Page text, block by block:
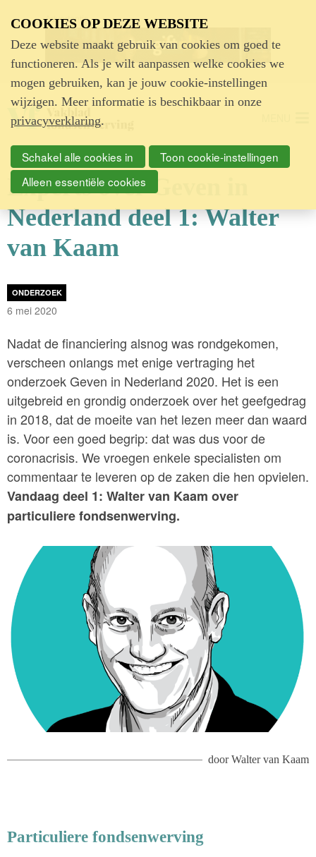
Advertentie
Experts over Geven in
Nederland deel 1: Walter
van Kaam
ONDERZOEK
6 mei 2020
Nadat de financiering alsnog was rondgekomen,
verscheen onlangs met enige vertraging het
onderzoek Geven in Nederland 2020. Het is een
uitgebreid en grondig onderzoek over het geefgedrag
in 2018, dat de moeite van het lezen meer dan waard
is. Voor een goed begrip: dat was dus voor de
coronacrisis. We vroegen enkele specialisten om
commentaar te leveren op de zaken die hen opvielen.
Vandaag deel 1: Walter van Kaam over
particuliere fondsenwerving.
doorWalter van Kaam
Particuliere fondsenwerving
COOKIES OP DEZE WEBSITE
Deze website maakt gebruik van cookies om goed te
functioneren. Als je wilt aanpassen welke cookies we
mogen gebruiken, kan je jouw cookie-instellingen
wijzigen. Meer informatie is beschikbaar in onze
privacyverklaring.
Schakel alle cookies in
Toon cookie-instellingen
Alleen essentiële cookies